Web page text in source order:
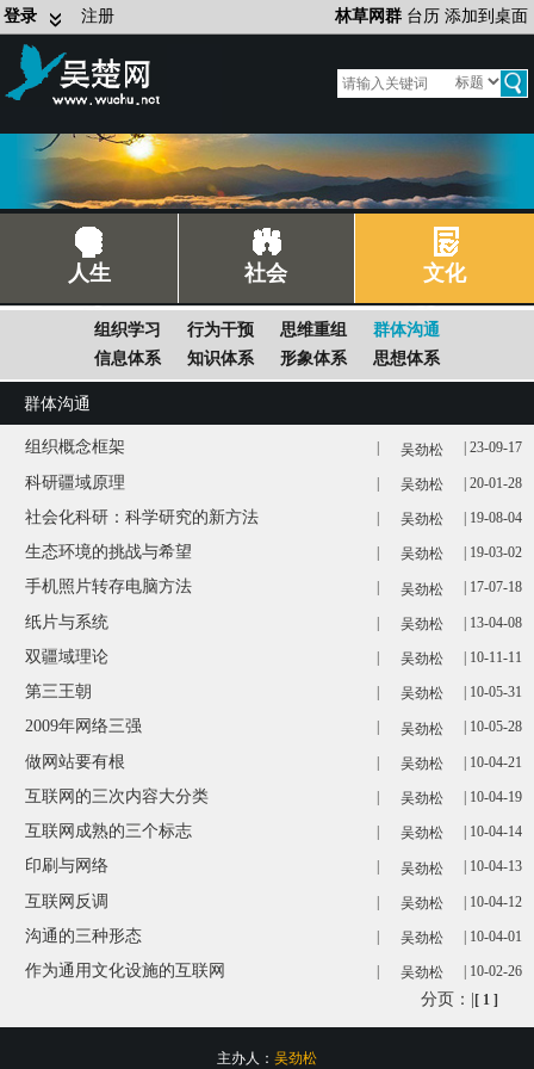
登录 注册 林草网群 台历 添加到桌面
人生 社会 文化
组织学习 行为干预 思维重组
群体沟通
信息体系
知识体系 形象体系 思想体系
群体沟通
组织概念框架 吴劲松 | 23-09-17
科研疆域原理 | 吴劲松 | 20-01-28
社会化科研：科学研究的新方法 | 吴劲松 | 19-08-04
生态环境的挑战与希望 吴劲松 | 19-03-02
手机照片转存电脑方法 吴劲松 | 17-07-18
纸片与系统 | 吴劲松 | 13-04-08
双疆域理论 | 吴劲松 | 10-11-11
第三王朝 吴劲松 | 10-05-31
2009年网络三强 吴劲松 | 10-05-28
做网站要有根 | 吴劲松 | 10-04-21
互联网的三次内容大分类 | 吴劲松 | 10-04-19
互联网成熟的三个标志 吴劲松 | 10-04-14
印刷与网络 吴劲松 | 10-04-13
互联网反调 | 吴劲松 | 10-04-12
沟通的三种形态 | 吴劲松 | 10-04-01
作为通用文化设施的互联网 吴劲松 | 10-02-26
分页：| [ 1 ]
主办人： 吴劲松